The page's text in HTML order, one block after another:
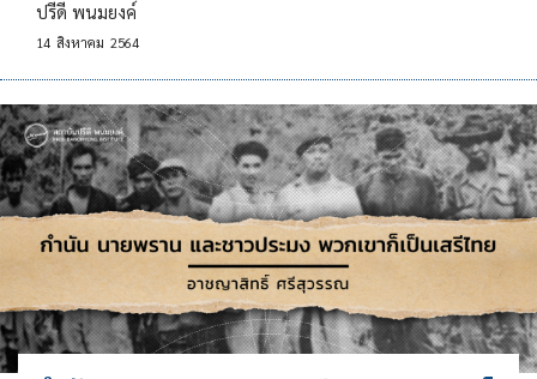
ปรีดี พนมยงค์
14 สิงหาคม 2564